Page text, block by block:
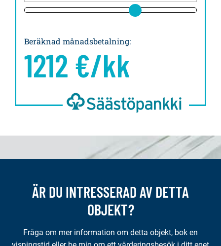
Beräknad månadsbetalning:
1212 €/kk
ÄR DU INTRESSERAD AV DETTA
OBJEKT?
Fråga om mer information om detta objekt, bok en